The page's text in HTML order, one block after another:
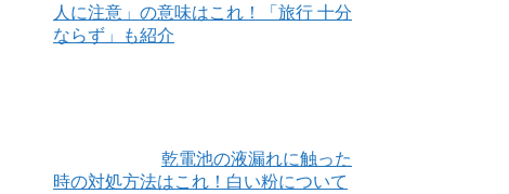
人に注意」の意味はこれ！「旅行 十分
ならず」も紹介
乾電池の液漏れに触った
時の対処方法はこれ！白い粉について